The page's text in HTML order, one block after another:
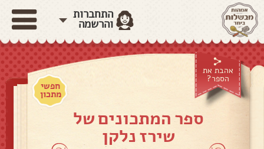
התחברות
והרשמה
אהבת את
הספר?
חפשי
מתכון
ספר המתכונים של
שירז נלקן